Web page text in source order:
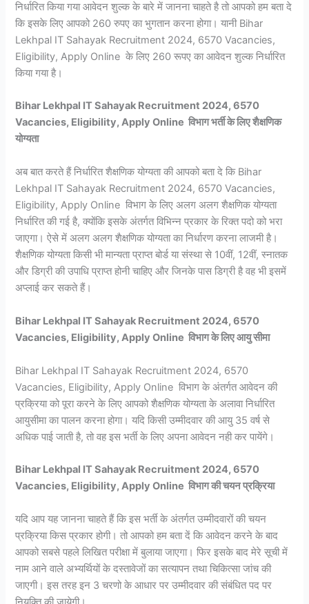
निर्धारित किया गया आवेदन शुल्क के बारे में जानना चाहते है तो आपको हम बता दे
कि इसके लिए आपको 260 रुपए का भुगतान करना होगा। यानी Bihar
Lekhpal IT Sahayak Recruitment 2024, 6570 Vacancies,
Eligibility, Apply Online के लिए 260 रूपए का आवेदन शुल्क निर्धारित
किया गया है।
Bihar Lekhpal IT Sahayak Recruitment 2024, 6570
Vacancies, Eligibility, Apply Online विभाग भर्ती के लिए शैक्षणिक
योग्यता
अब बात करते हैं निर्धारित शैक्षणिक योग्यता की आपको बता दे कि Bihar
Lekhpal IT Sahayak Recruitment 2024, 6570 Vacancies,
Eligibility, Apply Online विभाग के लिए अलग अलग शैक्षणिक योग्यता
निर्धारित की गई है, क्योंकि इसके अंतर्गत विभिन्न प्रकार के रिक्त पदो को भरा
जाएगा। ऐसे में अलग अलग शैक्षणिक योग्यता का निर्धारण करना लाजमी है।
शैक्षणिक योग्यता किसी भी मान्यता प्राप्त बोर्ड या संस्था से 10वीं, 12वीं, स्नातक
और डिग्री की उपाधि प्राप्त होनी चाहिए और जिनके पास डिग्री है वह भी इसमें
अप्लाई कर सकते हैं।
Bihar Lekhpal IT Sahayak Recruitment 2024, 6570
Vacancies, Eligibility, Apply Online विभाग के लिए आयु सीमा
Bihar Lekhpal IT Sahayak Recruitment 2024, 6570
Vacancies, Eligibility, Apply Online विभाग के अंतर्गत आवेदन की
प्रक्रिया को पूरा करने के लिए आपको शैक्षणिक योग्यता के अलावा निर्धारित
आयुसीमा का पालन करना होगा। यदि किसी उम्मीदवार की आयु 35 वर्ष से
अधिक पाई जाती है, तो वह इस भर्ती के लिए अपना आवेदन नही कर पायेंगे।
Bihar Lekhpal IT Sahayak Recruitment 2024, 6570
Vacancies, Eligibility, Apply Online विभाग की चयन प्रक्रिया
यदि आप यह जानना चाहते हैं कि इस भर्ती के अंतर्गत उम्मीदवारों की चयन
प्रक्रिया किस प्रकार होगी। तो आपको हम बता दें कि आवेदन करने के बाद
आपको सबसे पहले लिखित परीक्षा में बुलाया जाएगा। फिर इसके बाद मेरे सूची में
नाम आने वाले अभ्यर्थियों के दस्तावेजों का सत्यापन तथा चिकित्सा जांच की
जाएगी। इस तरह इन 3 चरणो के आधार पर उम्मीदवार की संबंधित पद पर